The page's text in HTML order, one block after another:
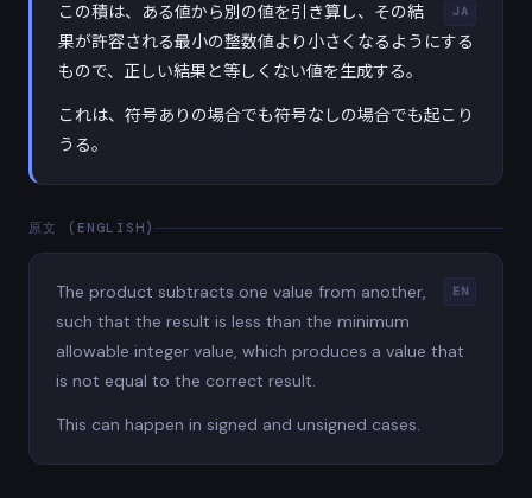
JA
この積は、ある値から別の値を引き算し、その結
果が許容される最小の整数値より小さくなるようにする
もので、正しい結果と等しくない値を生成する。
これは、符号ありの場合でも符号なしの場合でも起こり
うる。
原文 (ENGLISH)
EN
The product subtracts one value from another,
such that the result is less than the minimum
allowable integer value, which produces a value that
is not equal to the correct result.
This can happen in signed and unsigned cases.